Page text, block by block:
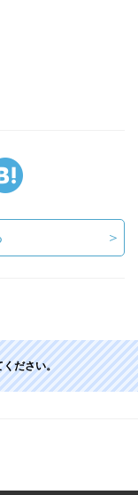
＞
ください。